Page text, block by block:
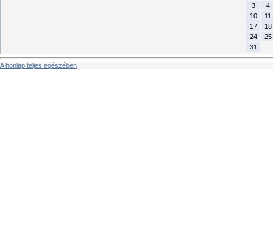
3
4
10
11
17
18
24
25
31
A honlap teljes egészében